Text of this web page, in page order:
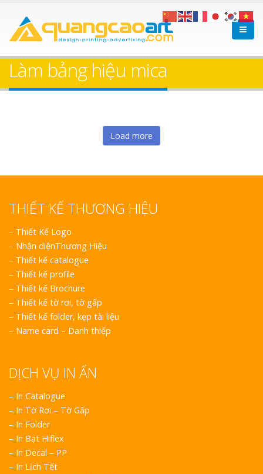
Làm bảng hiệu mica
Load more
THIẾT KẾ THƯƠNG HIỆU
– Thiết Kế Logo
– Nhận diệnThương Hiệu
– Thiết kế catalogue
– Thiết kế profile
– Thiết kế Brochure
– Thiết kế tờ rơi, tờ gấp
– Thiết kế folder, kẹp tài liệu
– Name card – Danh thiếp
DỊCH VỤ IN ẤN
– In Catalogue
– In Tờ Rơi – Tờ Gấp
– In Folder
– In Bạt Hiflex
– In Decal – PP
– In Lịch Tết